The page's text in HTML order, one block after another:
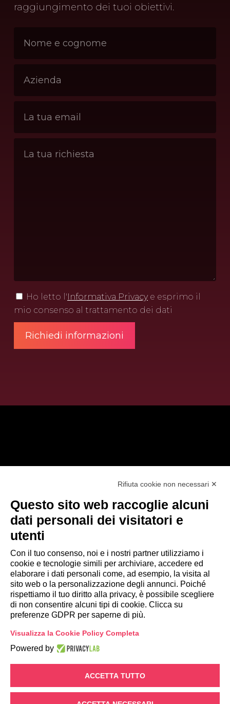
raggiungimento dei tuoi obiettivi.
Ho letto l' Informativa Privacye esprimo il
mio consenso al trattamento dei dati
Reggio, 37 - 42124 Reggio Emilia (RE)
Capitale sociale €300.000,00 i.v Cod. fiscale e
Partita Iva 02642250357 - R.E.A. RE 300430 - PEC
cyberoo51@legalmail.it
Privacy Policy
Registro Nazionale degli Aiuti di Stato
Modifica preferenze GDPR
Rifiuta cookie non necessari ✕
Questo sito web raccoglie alcuni
dati personali dei visitatori e
utenti
Con il tuo consenso, noi e i nostri partner utilizziamo i
cookie e tecnologie simili per archiviare, accedere ed
elaborare i dati personali come, ad esempio, la visita al
sito web o la personalizzazione degli annunci. Poiché
rispettiamo il tuo diritto alla privacy, è possibile scegliere
di non consentire alcuni tipi di cookie. Clicca su
preferenze GDPR per saperne di più.
Visualizza la Cookie Policy Completa
Powered by
ACCETTA TUTTO